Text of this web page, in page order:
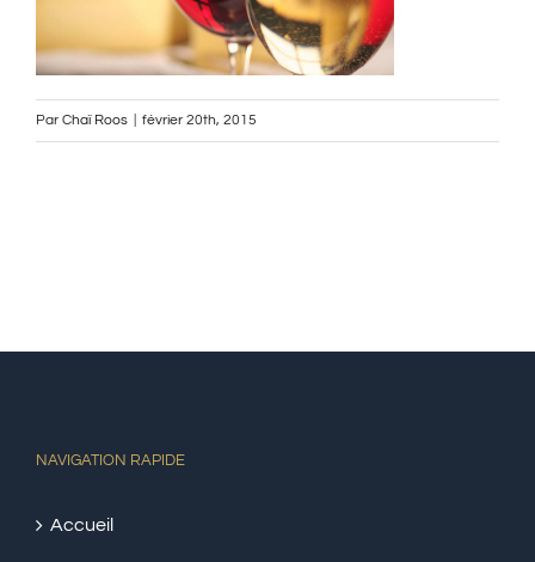
Par Chaï Roos février 20th, 2015
NAVIGATION RAPIDE
Accueil